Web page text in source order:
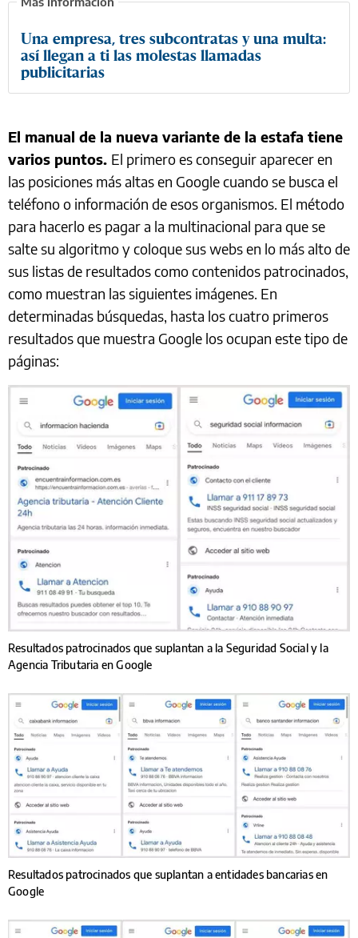
Una empresa, tres subcontratas y una multa:
así llegan a ti las molestas llamadas
publicitarias
El manual de la nueva variante de la estafa tiene
varios puntos. El primero es conseguir aparecer en
las posiciones más altas en Google cuando se busca el
teléfono o información de esos organismos. El método
para hacerlo es pagar a la multinacional para que se
salte su algoritmo y coloque sus webs en lo más alto de
sus listas de resultados como contenidos patrocinados,
como muestran las siguientes imágenes. En
determinadas búsquedas, hasta los cuatro primeros
resultados que muestra Google los ocupan este tipo de
páginas:
Resultados patrocinados que suplantan a la Seguridad Social y la
Agencia Tributaria en Google
Resultados patrocinados que suplantan a entidades bancarias en
Google